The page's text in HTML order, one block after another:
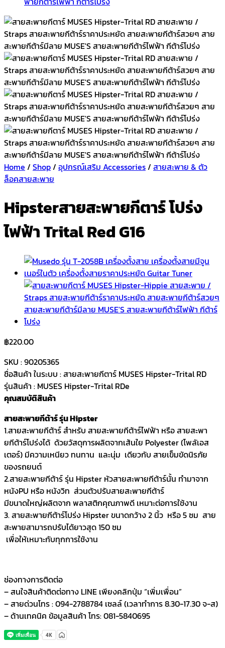
Home / Shop/ อุปกรณ์เสริม Accessories/ สายสะพาย & ตัว
ล็อคสายสะพาย
Hipsterสายสะพายกีตาร์ โปร่ง
ไฟฟ้า Trital Red G16
฿220.00
SKU : 90205365
ชื่อสินค้า ในระบบ : สายสะพายกีตาร์ MUSES Hipster-Trital RD
รุ่นสินค้า : MUSES Hipster-Trital RDe
คุณสมบัติสินค้า
สายสะพายกีต้าร์ รุ่น Hipster
1.สายสะพายกีต้าร์ สำหรับ สายสะพายกีต้าร์ไฟฟ้า หรือ สายสะพา
ยกีต้าร์โปร่งได้ ด้วยวัสดุการผลิตจากเส้นใย Polyester (โพลัเอส
เตอร์) มีความเหนียว ทนทาน และนุ่ม เดียวกับ สายเข็มขัดนิรภัย
ของรถยนต์
2.สายสะพายกีต้าร์ รุ่น Hipster หัวสายสะพายกีต้าร์นั้น ทำมาจาก
หนังPU หรือ หนังวิท ส่วนตัวปรับสายสะพายกีต้าร์
มีขนาดใหญ่ผลิตจาก พลาสติกคุณภาพดี เหมาะต่อการใช้งาน
3. สายสะพายกีต้าร์โปร่ง Hipster ขนาดกว้าง 2 นิ้ว หรือ 5 ซม สาย
สะพายสามารถปรับได้ยาวสุด 150 ซม
เพื่อให้เหมาะกับทุกการใช้งาน
ช่องทางการติดต่อ
– สนใจสินค้าติดต่อทาง LINE เพียงคลิกปุ่ม “เพิ่มเพื่อน”
– สายด่วนโทร : 094-2788784 เซลล์ (เวลาทำการ 8.30-17.30 จ-ส)
– ด้านเทคนิค ข้อมูลสินค้า โทร: 081-5840695